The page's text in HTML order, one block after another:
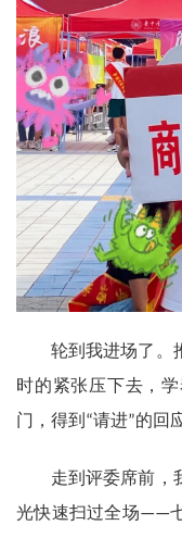
轮到我进场了。
时的紧张压下去，
门，得到 “请进”的回
走到评委席前，
光快速扫过全场——